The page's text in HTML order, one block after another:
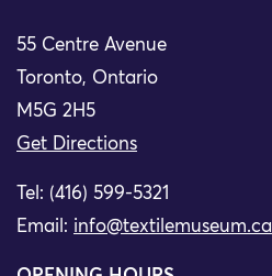
55 Centre Avenue
Toronto, Ontario
M5G 2H5
Get Directions
Tel: (416) 599-5321
Email: info@textilemuseum.ca